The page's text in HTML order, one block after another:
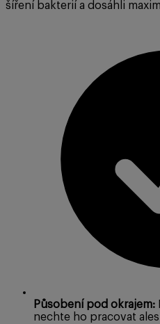
šíření bakterií a dosáhli
Působení pod okrajem:
nechte ho pracovat